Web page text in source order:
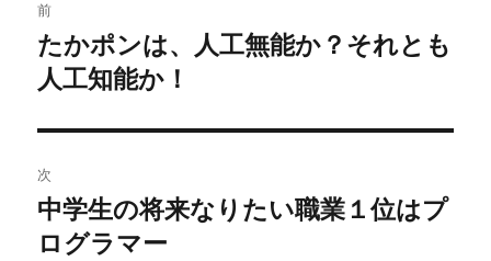
稿
ナ
ビ
ゲ
ー
前
前
の
稿:
たかポンは、人工無能か？それとも
人工知能か！
次
次
の
中学生の将来なりたい職業１位はプ
ログラマー